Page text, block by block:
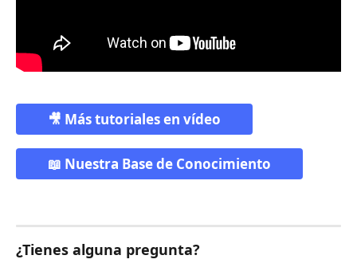
🎥 Más tutoriales en vídeo
📖 Nuestra Base de Conocimiento
¿Tienes alguna pregunta?